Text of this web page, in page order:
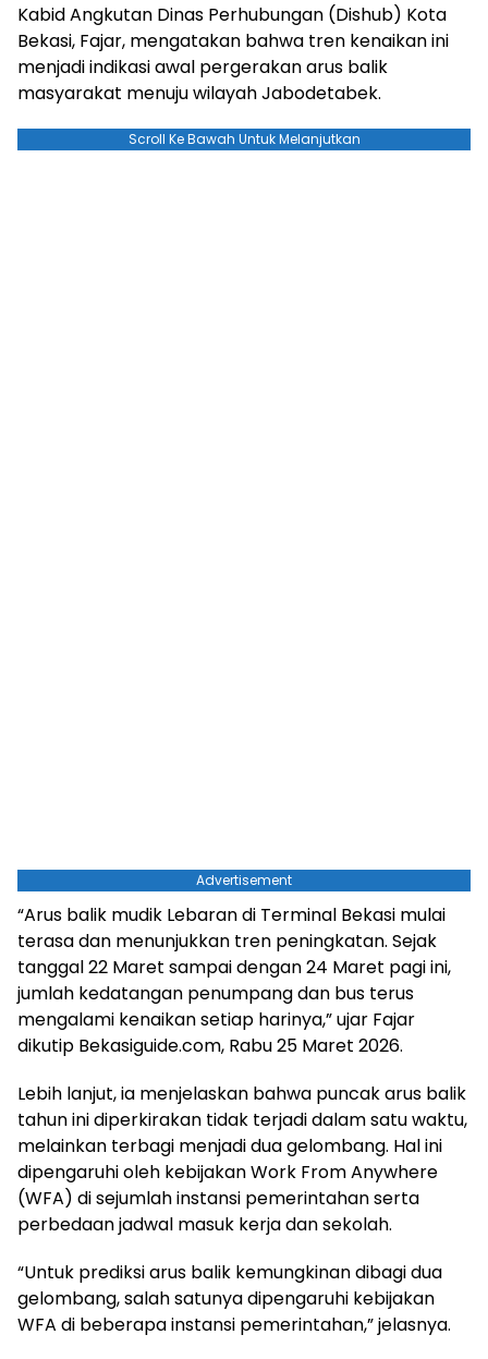
Kabid Angkutan Dinas Perhubungan (Dishub) Kota
Bekasi, Fajar, mengatakan bahwa tren kenaikan ini
menjadi indikasi awal pergerakan arus balik
masyarakat menuju wilayah Jabodetabek.
Scroll Ke Bawah Untuk Melanjutkan
Advertisement
“Arus balik mudik Lebaran di Terminal Bekasi mulai
terasa dan menunjukkan tren peningkatan. Sejak
tanggal 22 Maret sampai dengan 24 Maret pagi ini,
jumlah kedatangan penumpang dan bus terus
mengalami kenaikan setiap harinya,” ujar Fajar
dikutip Bekasiguide.com, Rabu 25 Maret 2026.
Lebih lanjut, ia menjelaskan bahwa puncak arus balik
tahun ini diperkirakan tidak terjadi dalam satu waktu,
melainkan terbagi menjadi dua gelombang. Hal ini
dipengaruhi oleh kebijakan Work From Anywhere
(WFA) di sejumlah instansi pemerintahan serta
perbedaan jadwal masuk kerja dan sekolah.
“Untuk prediksi arus balik kemungkinan dibagi dua
gelombang, salah satunya dipengaruhi kebijakan
WFA di beberapa instansi pemerintahan,” jelasnya.